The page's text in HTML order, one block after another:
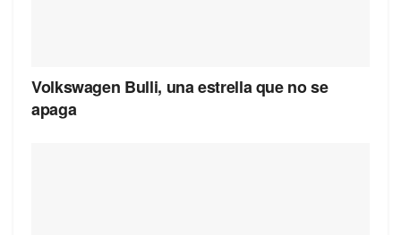
Volkswagen Bulli, una estrella que no se
apaga